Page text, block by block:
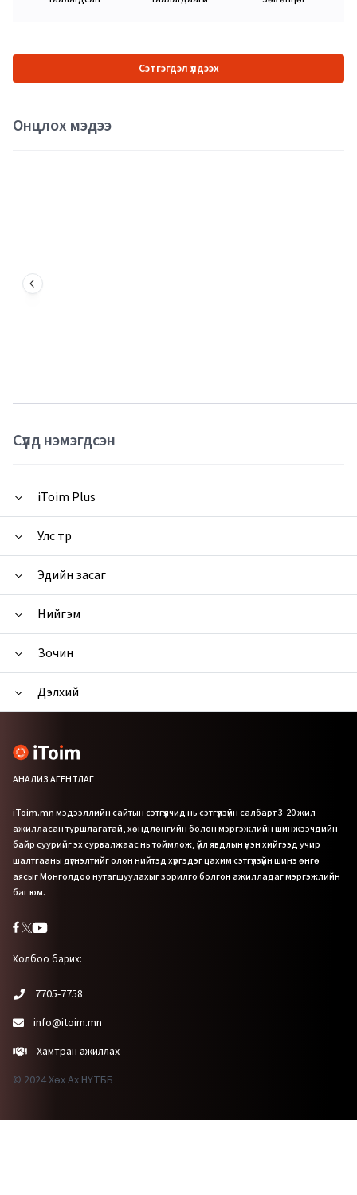
Сэтгэгдэл үлдээх
Онцлох мэдээ
Сүүлд нэмэгдсэн
iToim Plus
Улс төр
Эдийн засаг
Нийгэм
Зочин
Дэлхий
АНАЛИЗ АГЕНТЛАГ
iToim.mn мэдээллийн сайтын сэтгүүлчид нь сэтгүүлзүйн салбарт 3-20 жил
ажилласан туршлагатай, хөндлөнгийн болон мэргэжлийн шинжээчдийн
байр суурийг эх сурвалжаас нь тоймлож, үйл явдлын үнэн хийгээд учир
шалтгааны дүгнэлтийг олон нийтэд хүргэдэг цахим сэтгүүлзүйн шинэ өнгө
аясыг Монголдоо нутагшуулахыг зорилго болгон ажилладаг мэргэжлийн
баг юм.
Холбоо барих:
7705-7758
info@itoim.mn
Хамтран ажиллах
© 2024 Хөх Ах НҮТББ